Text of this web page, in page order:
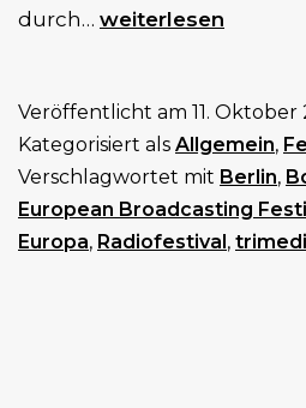
durch… „Born
nominiert
für
den
Prix
Europa
weiterlesen
Veröffentlicht am 11. Oktober
Kategorisiert als Allgemein,
Verschlagwortet mit Berlin,
European Broadcasting
Europa, Radiofestival,